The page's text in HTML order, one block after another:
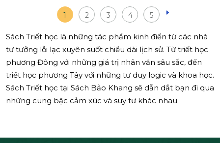
1 2 3 4 5
Sách Triết học là những tác phẩm kinh điển từ các nhà
tư tưởng lỗi lạc xuyên suốt chiều dài lịch sử. Từ triết học
phương Đông với những giá trị nhân văn sâu sắc, đến
triết học phương Tây với những tư duy logic và khoa học.
Sách Triết học tại Sách Bảo Khang sẽ dẫn dắt bạn đi qua
những cung bậc cảm xúc và suy tư khác nhau.